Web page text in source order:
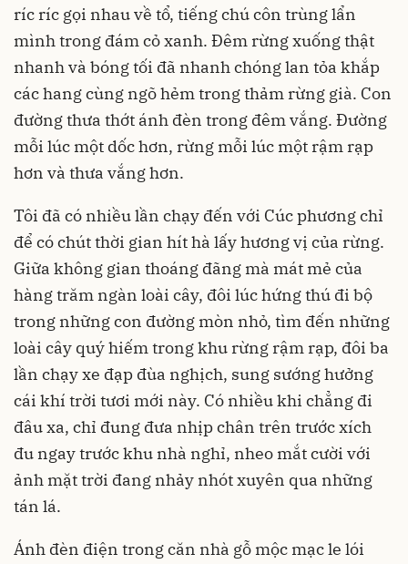
ríc ríc gọi nhau về tổ, tiếng chú côn trùng lẩn
mình trong đám cỏ xanh. Đêm rừng xuống thật
nhanh và bóng tối đã nhanh chóng lan tỏa khắp
các hang cùng ngõ hẻm trong thảm rừng già. Con
đường thưa thớt ánh đèn trong đêm vắng. Đường
mỗi lúc một dốc hơn, rừng mỗi lúc một rậm rạp
hơn và thưa vắng hơn.
Tôi đã có nhiều lần chạy đến với Cúc phương chỉ
để có chút thời gian hít hà lấy hương vị của rừng.
Giữa không gian thoáng đãng mà mát mẻ của
hàng trăm ngàn loài cây, đôi lúc hứng thú đi bộ
trong những con đường mòn nhỏ, tìm đến những
loài cây quý hiếm trong khu rừng rậm rạp, đôi ba
lần chạy xe đạp đùa nghịch, sung sướng hưởng
cái khí trời tươi mới này. Có nhiều khi chẳng đi
đâu xa, chỉ đung đưa nhịp chân trên trước xích
đu ngay trước khu nhà nghỉ, nheo mắt cười với
ảnh mặt trời đang nhảy nhót xuyên qua những
tán lá.
Ánh đèn điện trong căn nhà gỗ mộc mạc le lói